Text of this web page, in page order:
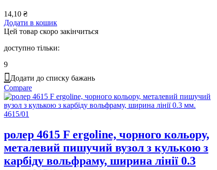
14,10 ₴
Додати в кошик
Цей товар скоро закінчиться
доступно тільки:
9
Додати до списку бажань
Compare
ролер 4615 F ergoline, чорного кольору,
металевий пишучий вузол з кулькою з
карбіду вольфраму, ширина лінії 0.3